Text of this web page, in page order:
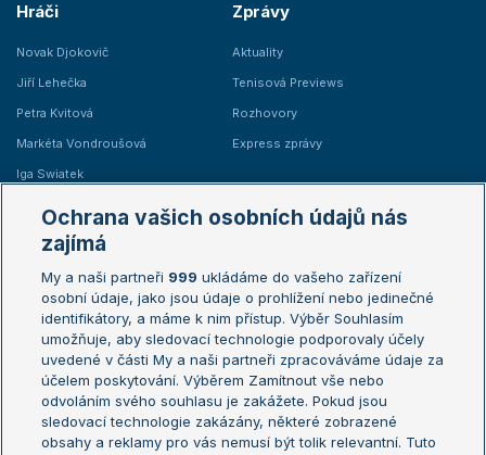
Hráči
Novak Djokovič
Jiří Lehečka
Petra Kvitová
Markéta Vondroušová
Iga Swiatek
Zprávy
Aktuality
Tenisová Previews
Rozhovory
Express zprávy
Žebříčky
Žebříček ATP (muži)
Žebříček WTA (ženy)
Sázkařský žebříček
Australian Open
French Open
Wimbledon
US Open
Turnaj mistrů
Turnaj mistryň
Ochrana vašich osobních údajů nás
zajímá
My a naši partneři 999 ukládáme do vašeho zařízení
osobní údaje, jako jsou údaje o prohlížení nebo jedinečné
identifikátory, a máme k nim přístup. Výběr Souhlasím
umožňuje, aby sledovací technologie podporovaly účely
uvedené v části My a naši partneři zpracováváme údaje za
účelem poskytování. Výběrem Zamítnout vše nebo
odvoláním svého souhlasu je zakážete. Pokud jsou
sledovací technologie zakázány, některé zobrazené
obsahy a reklamy pro vás nemusí být tolik relevantní. Tuto